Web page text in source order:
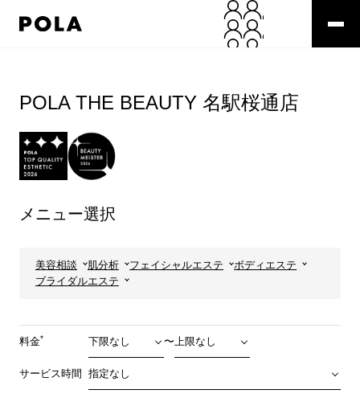
POLA THE BEAUTY 名駅桜通店
メニュー選択
美容相談 肌分析 フェイシャルエステ
ボディエステ
ブライダルエステ
料金* 〜
サービス時間